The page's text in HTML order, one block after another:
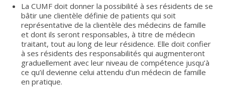
La CUMF doit donner la possibilité à ses résidents de se
bâtir une clientèle définie de patients qui soit
représentative de la clientèle des médecins de famille
et dont ils seront responsables, à titre de médecin
traitant, tout au long de leur résidence. Elle doit confier
à ses résidents des responsabilités qui augmenteront
graduellement avec leur niveau de compétence jusqu’à
ce qu’il devienne celui attendu d’un médecin de famille
en pratique.